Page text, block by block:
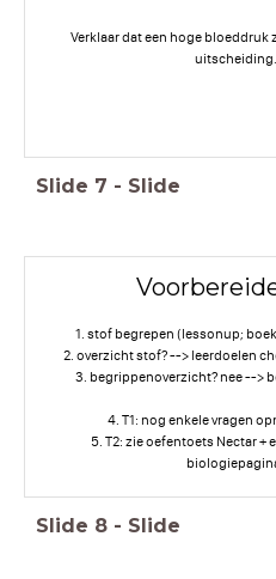
Verklaar dat een hoge bloeddruk
uitscheiding.
Slide 7 - Slide
1. stof begrepen (lessonup;
2. overzicht stof? --> leerdoelen
3. begrippenoverzicht? nee -->
4. T1: nog enkele vragen
5. T2: zie oefentoets Nectar +
Slide 8 - Slide